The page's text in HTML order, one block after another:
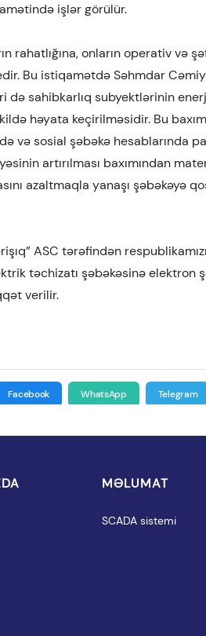
işlər görülür.
rahatlığına, onların operativ və
Bu istiqamətdə Səhmdar
sahibkarlıq subyektlərinin
həyata keçirilməsidir. Bu
və sosial şəbəkə hesablarında
artırılması baxımından
azaltmaqla yanaşı şəbəkəyə
ASC tərəfindən
təchizatı şəbəkəsinə elektron
verilir.
Facebook WhatsApp Telegram
MƏLUMAT
SCADA sistemi